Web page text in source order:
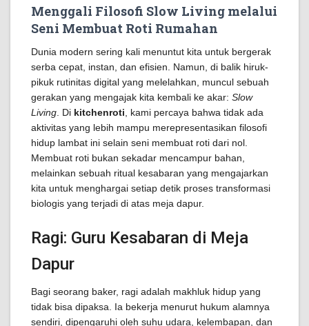
Menggali Filosofi Slow Living melalui
Seni Membuat Roti Rumahan
Dunia modern sering kali menuntut kita untuk bergerak
serba cepat, instan, dan efisien. Namun, di balik hiruk-
pikuk rutinitas digital yang melelahkan, muncul sebuah
gerakan yang mengajak kita kembali ke akar: Slow
Living . Di kitchenroti , kami percaya bahwa tidak ada
aktivitas yang lebih mampu merepresentasikan filosofi
hidup lambat ini selain seni membuat roti dari nol.
Membuat roti bukan sekadar mencampur bahan,
melainkan sebuah ritual kesabaran yang mengajarkan
kita untuk menghargai setiap detik proses transformasi
biologis yang terjadi di atas meja dapur.
Ragi: Guru Kesabaran di Meja
Dapur
Bagi seorang baker, ragi adalah makhluk hidup yang
tidak bisa dipaksa. Ia bekerja menurut hukum alamnya
sendiri, dipengaruhi oleh suhu udara, kelembapan, dan